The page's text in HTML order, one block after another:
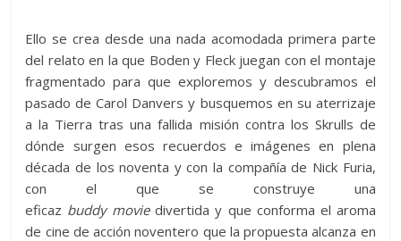
Ello se crea desde una nada acomodada primera parte
del relato en la que Boden y Fleck juegan con el montaje
fragmentado para que exploremos y descubramos el
pasado de Carol Danvers y busquemos en su aterrizaje
a la Tierra tras una fallida misión contra los Skrulls de
dónde surgen esos recuerdos e imágenes en plena
década de los noventa y con la compañía de Nick Furia,
con el que se construye una
eficaz buddy moviedivertida y que conforma el aroma
de cine de acción noventero que la propuesta alcanza en